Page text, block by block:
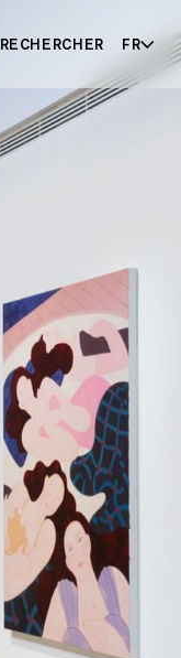
RECHERCHER FR